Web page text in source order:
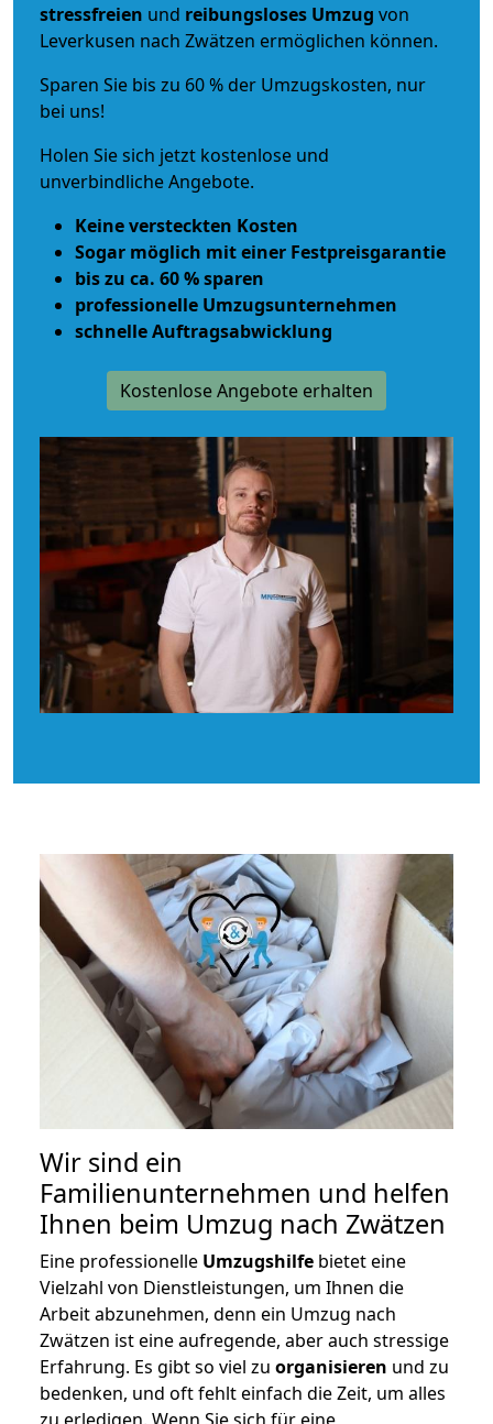
stressfreien und reibungsloses Umzug von
Leverkusen nach Zwätzen ermöglichen können.
Sparen Sie bis zu 60 % der Umzugskosten, nur
bei uns!
Holen Sie sich jetzt kostenlose und
unverbindliche Angebote.
Keine versteckten Kosten
Sogar möglich mit einer Festpreisgarantie
bis zu ca. 60 % sparen
professionelle Umzugsunternehmen
schnelle Auftragsabwicklung
Kostenlose Angebote erhalten
Wir sind ein
Familienunternehmen und helfen
Ihnen beim Umzug nach Zwätzen
Eine professionelle Umzugshilfe bietet eine
Vielzahl von Dienstleistungen, um Ihnen die
Arbeit abzunehmen, denn ein Umzug nach
Zwätzen ist eine aufregende, aber auch stressige
Erfahrung. Es gibt so viel zu organisieren und zu
bedenken, und oft fehlt einfach die Zeit, um alles